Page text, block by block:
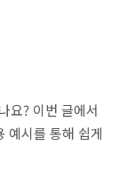
요? 이번 글에서
예시를 통해 쉽게